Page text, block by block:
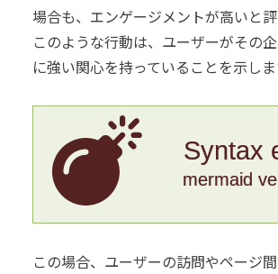
場合も、エンゲージメントが高いと評
このような行動は、ユーザーがその
に強い関心を持っていることを示しま
Syntax
mermaid
この場合、ユーザーの訪問やページ